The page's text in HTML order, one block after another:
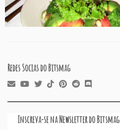
Redes Socias do Bitsmag
Inscreva-se na Newsletter do Bitsmag